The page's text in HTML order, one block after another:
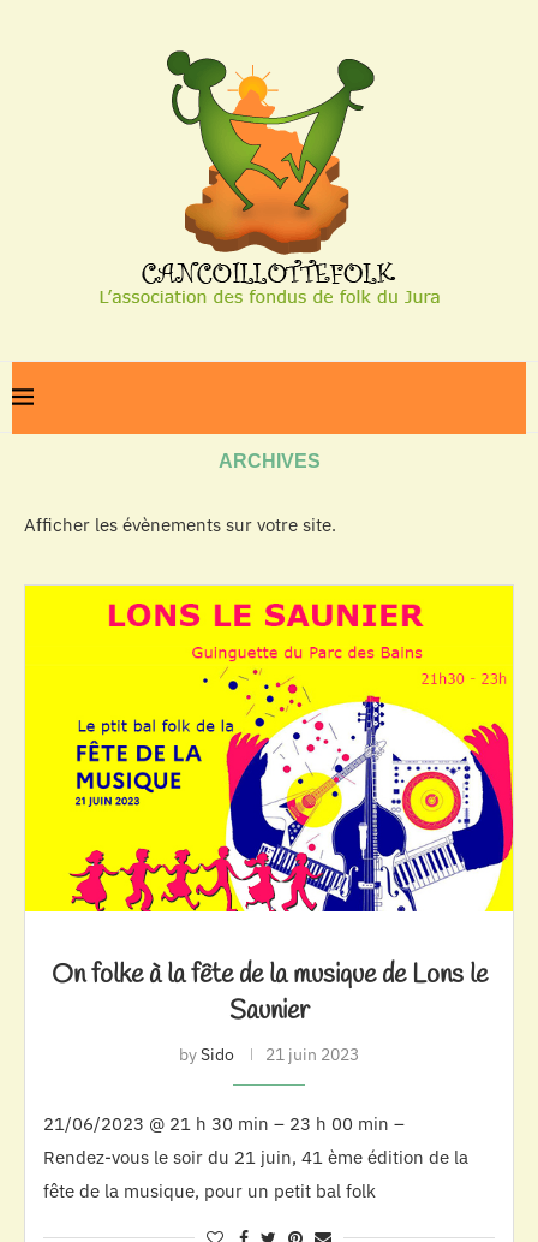
ARCHIVES
Afficher les évènements sur votre site.
On folke à la fête de la musique de Lons le
Saunier
bySido 21 juin 2023
21/06/2023 @ 21 h 30 min – 23 h 00 min –
Rendez-vous le soir du 21 juin, 41 ème édition de la
fête de la musique, pour un petit bal folk